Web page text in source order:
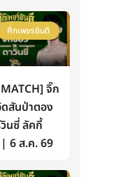
ศึกเพชรยินดี
จิ๊ก
สันป่าตอง
นซี่ ลัคกี้
6 ส.ค. 69